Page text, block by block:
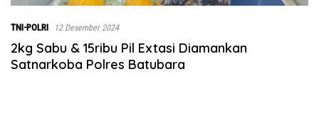
TNI-POLRI 12 Desember 2024
2kg Sabu & 15ribu Pil Extasi Diamankan
Satnarkoba Polres Batubara